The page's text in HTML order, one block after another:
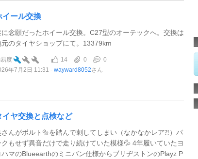
イール交換
に念願だったホイール交換。C27型のオーテックへ。交換は
元のタイヤショップにて。13379km
度 14 0
0
年7月2日 11:31
wayward8052さん
イヤ交換と点検など
さんがボルト🔩を踏んで刺してしまい（なかなかレア⁈）パ
クもせず異音だけで走り続けていた模様💦 4年履いていたヨ
ハマのBlueearthのミニバン仕様からブリヂストンのPlayz P